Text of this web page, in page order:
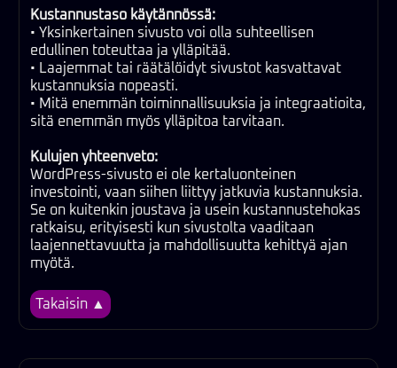
Kustannustaso käytännössä:
• Yksinkertainen sivusto voi olla suhteellisen
edullinen toteuttaa ja ylläpitää.
• Laajemmat tai räätälöidyt sivustot kasvattavat
kustannuksia nopeasti.
• Mitä enemmän toiminnallisuuksia ja integraatioita,
sitä enemmän myös ylläpitoa tarvitaan.
Kulujen yhteenveto:
WordPress-sivusto ei ole kertaluonteinen
investointi, vaan siihen liittyy jatkuvia kustannuksia.
Se on kuitenkin joustava ja usein kustannustehokas
ratkaisu, erityisesti kun sivustolta vaaditaan
laajennettavuutta ja mahdollisuutta kehittyä ajan
myötä.
Takaisin ▲